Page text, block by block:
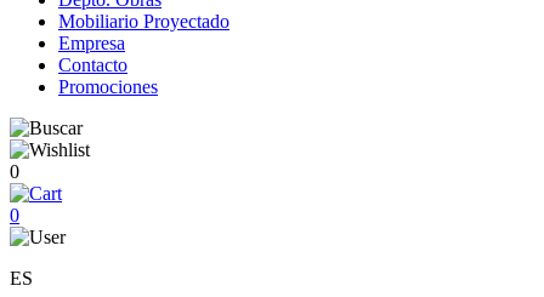
Mobiliario Proyectado
Empresa
Contacto
Promociones
0
0
ES